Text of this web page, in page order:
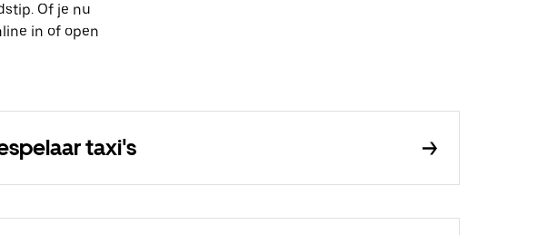
Of je nu
in of open
taxi's